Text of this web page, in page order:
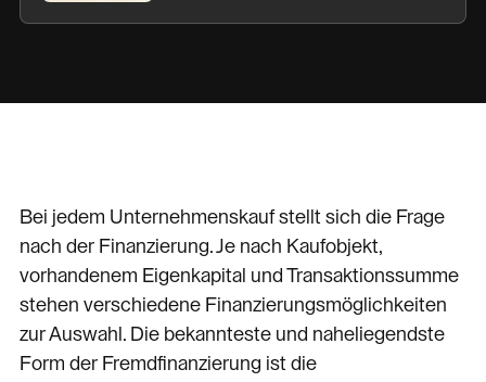
Bei jedem Unternehmenskauf stellt sich die Frage
nach der Finanzierung. Je nach Kaufobjekt,
vorhandenem Eigenkapital und Transaktionssumme
stehen verschiedene Finanzierungsmöglichkeiten
zur Auswahl. Die bekannteste und naheliegendste
Form der Fremdfinanzierung ist die